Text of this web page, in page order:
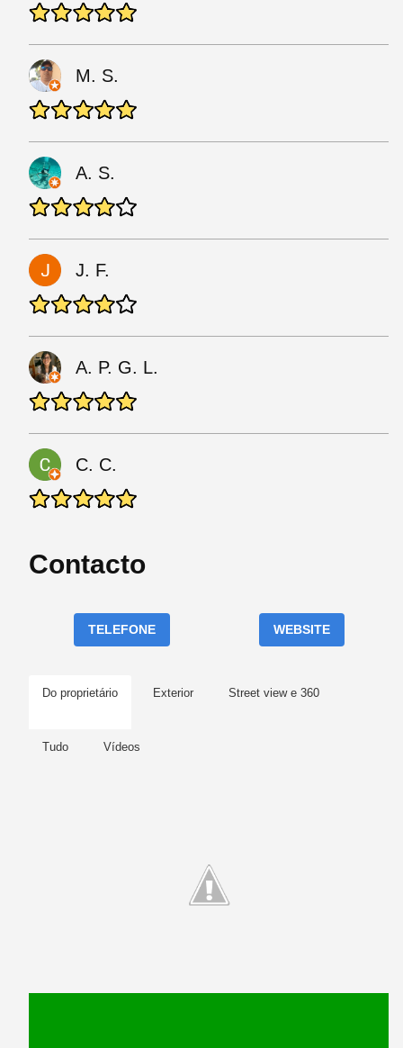
M. S.
A. S.
J. F.
A. P. G. L.
C. C.
Contacto
TELEFONE WEBSITE
Do proprietário Exterior Street view e 360
Tudo Vídeos